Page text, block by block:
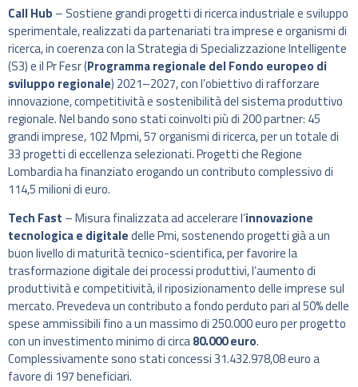
Call Hub – Sostiene grandi progetti di ricerca industriale e sviluppo
sperimentale, realizzati da partenariati tra imprese e organismi di
ricerca, in coerenza con la Strategia di Specializzazione Intelligente
(S3) e il Pr Fesr (Programma regionale del Fondo europeo di
sviluppo regionale) 2021–2027, con l’obiettivo di rafforzare
innovazione, competitività e sostenibilità del sistema produttivo
regionale. Nel bando sono stati coinvolti più di 200 partner: 45
grandi imprese, 102 Mpmi, 57 organismi di ricerca, per un totale di
33 progetti di eccellenza selezionati. Progetti che Regione
Lombardia ha finanziato erogando un contributo complessivo di
114,5 milioni di euro.
Tech Fast – Misura finalizzata ad accelerare l’innovazione
tecnologica e digitaledelle Pmi, sostenendo progetti già a un
buon livello di maturità tecnico-scientifica, per favorire la
trasformazione digitale dei processi produttivi, l’aumento di
produttività e competitività, il riposizionamento delle imprese sul
mercato. Prevedeva un contributo a fondo perduto pari al 50% delle
spese ammissibili fino a un massimo di 250.000 euro per progetto
con un investimento minimo di circa80.000 euro.
Complessivamente sono stati concessi 31.432.978,08 euro a
favore di 197 beneficiari.